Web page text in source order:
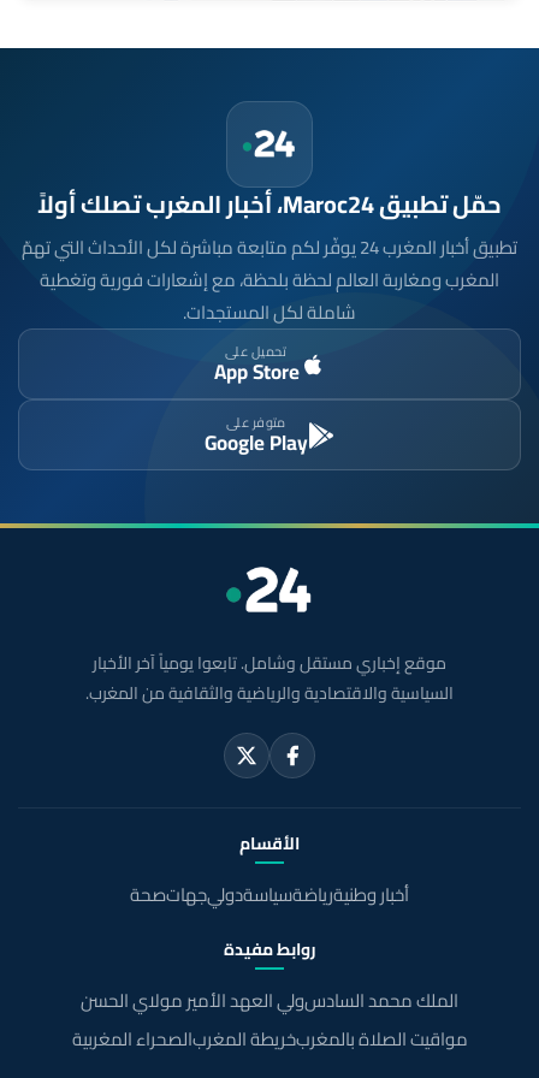
حمّل تطبيق Maroc24، أخبار المغرب تصلك أولاً
تطبيق أخبار المغرب 24 يوفّر لكم متابعة مباشرة لكل الأحداث التي تهمّ
المغرب ومغاربة العالم لحظة بلحظة، مع إشعارات فورية وتغطية
شاملة لكل المستجدات.
تحميل على
App Store
متوفر على
Google Play
موقع إخباري مستقل وشامل. تابعوا يومياً آخر الأخبار
السياسية والاقتصادية والرياضية والثقافية من المغرب.
الأقسام
أخبار وطنيةرياضةسياسةدوليجهاتصحة
روابط مفيدة
الملك محمد السادسولي العهد الأمير مولاي الحسن
مواقيت الصلاة بالمغربخريطة المغربالصحراء المغربية